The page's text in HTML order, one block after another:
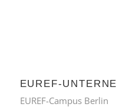
EUREF-
EUREF-Campus Berlin